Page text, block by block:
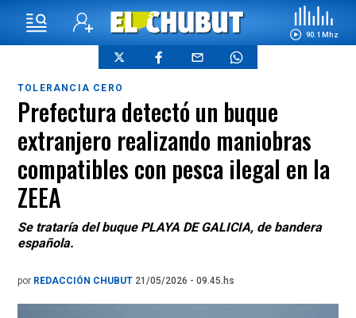
90.1 Mhz
TOLERANCIA CERO
Prefectura detectó un buque
extranjero realizando maniobras
compatibles con pesca ilegal en la
ZEEA
Se trataría del buque PLAYA DE GALICIA, de bandera
española.
por REDACCIÓN CHUBUT 21/05/2026 - 09.45.hs